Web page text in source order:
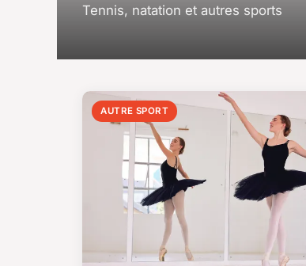
Tennis, natation et autres sports
AUTRE SPORT